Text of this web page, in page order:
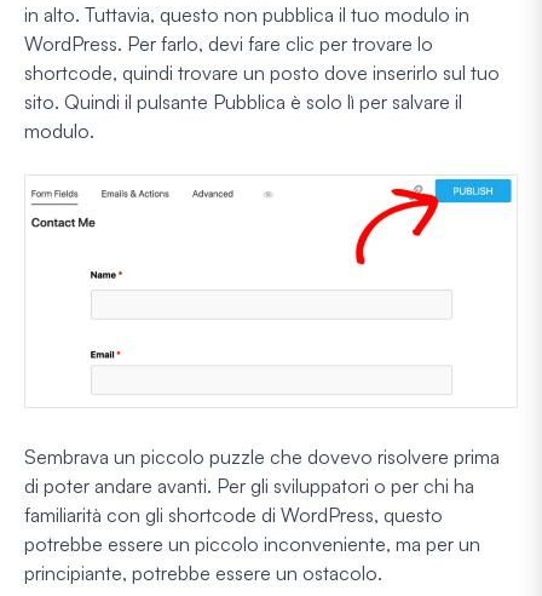
in alto. Tuttavia, questo non pubblica il tuo modulo in
WordPress. Per farlo, devi fare clic per trovare lo
shortcode, quindi trovare un posto dove inserirlo sul tuo
sito. Quindi il pulsante Pubblica è solo lì per salvare il
modulo.
Sembrava un piccolo puzzle che dovevo risolvere prima
di poter andare avanti. Per gli sviluppatori o per chi ha
familiarità con gli shortcode di WordPress, questo
potrebbe essere un piccolo inconveniente, ma per un
principiante, potrebbe essere un ostacolo.